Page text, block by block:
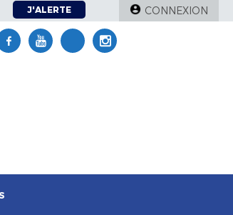
J'ALERTE CONNEXION